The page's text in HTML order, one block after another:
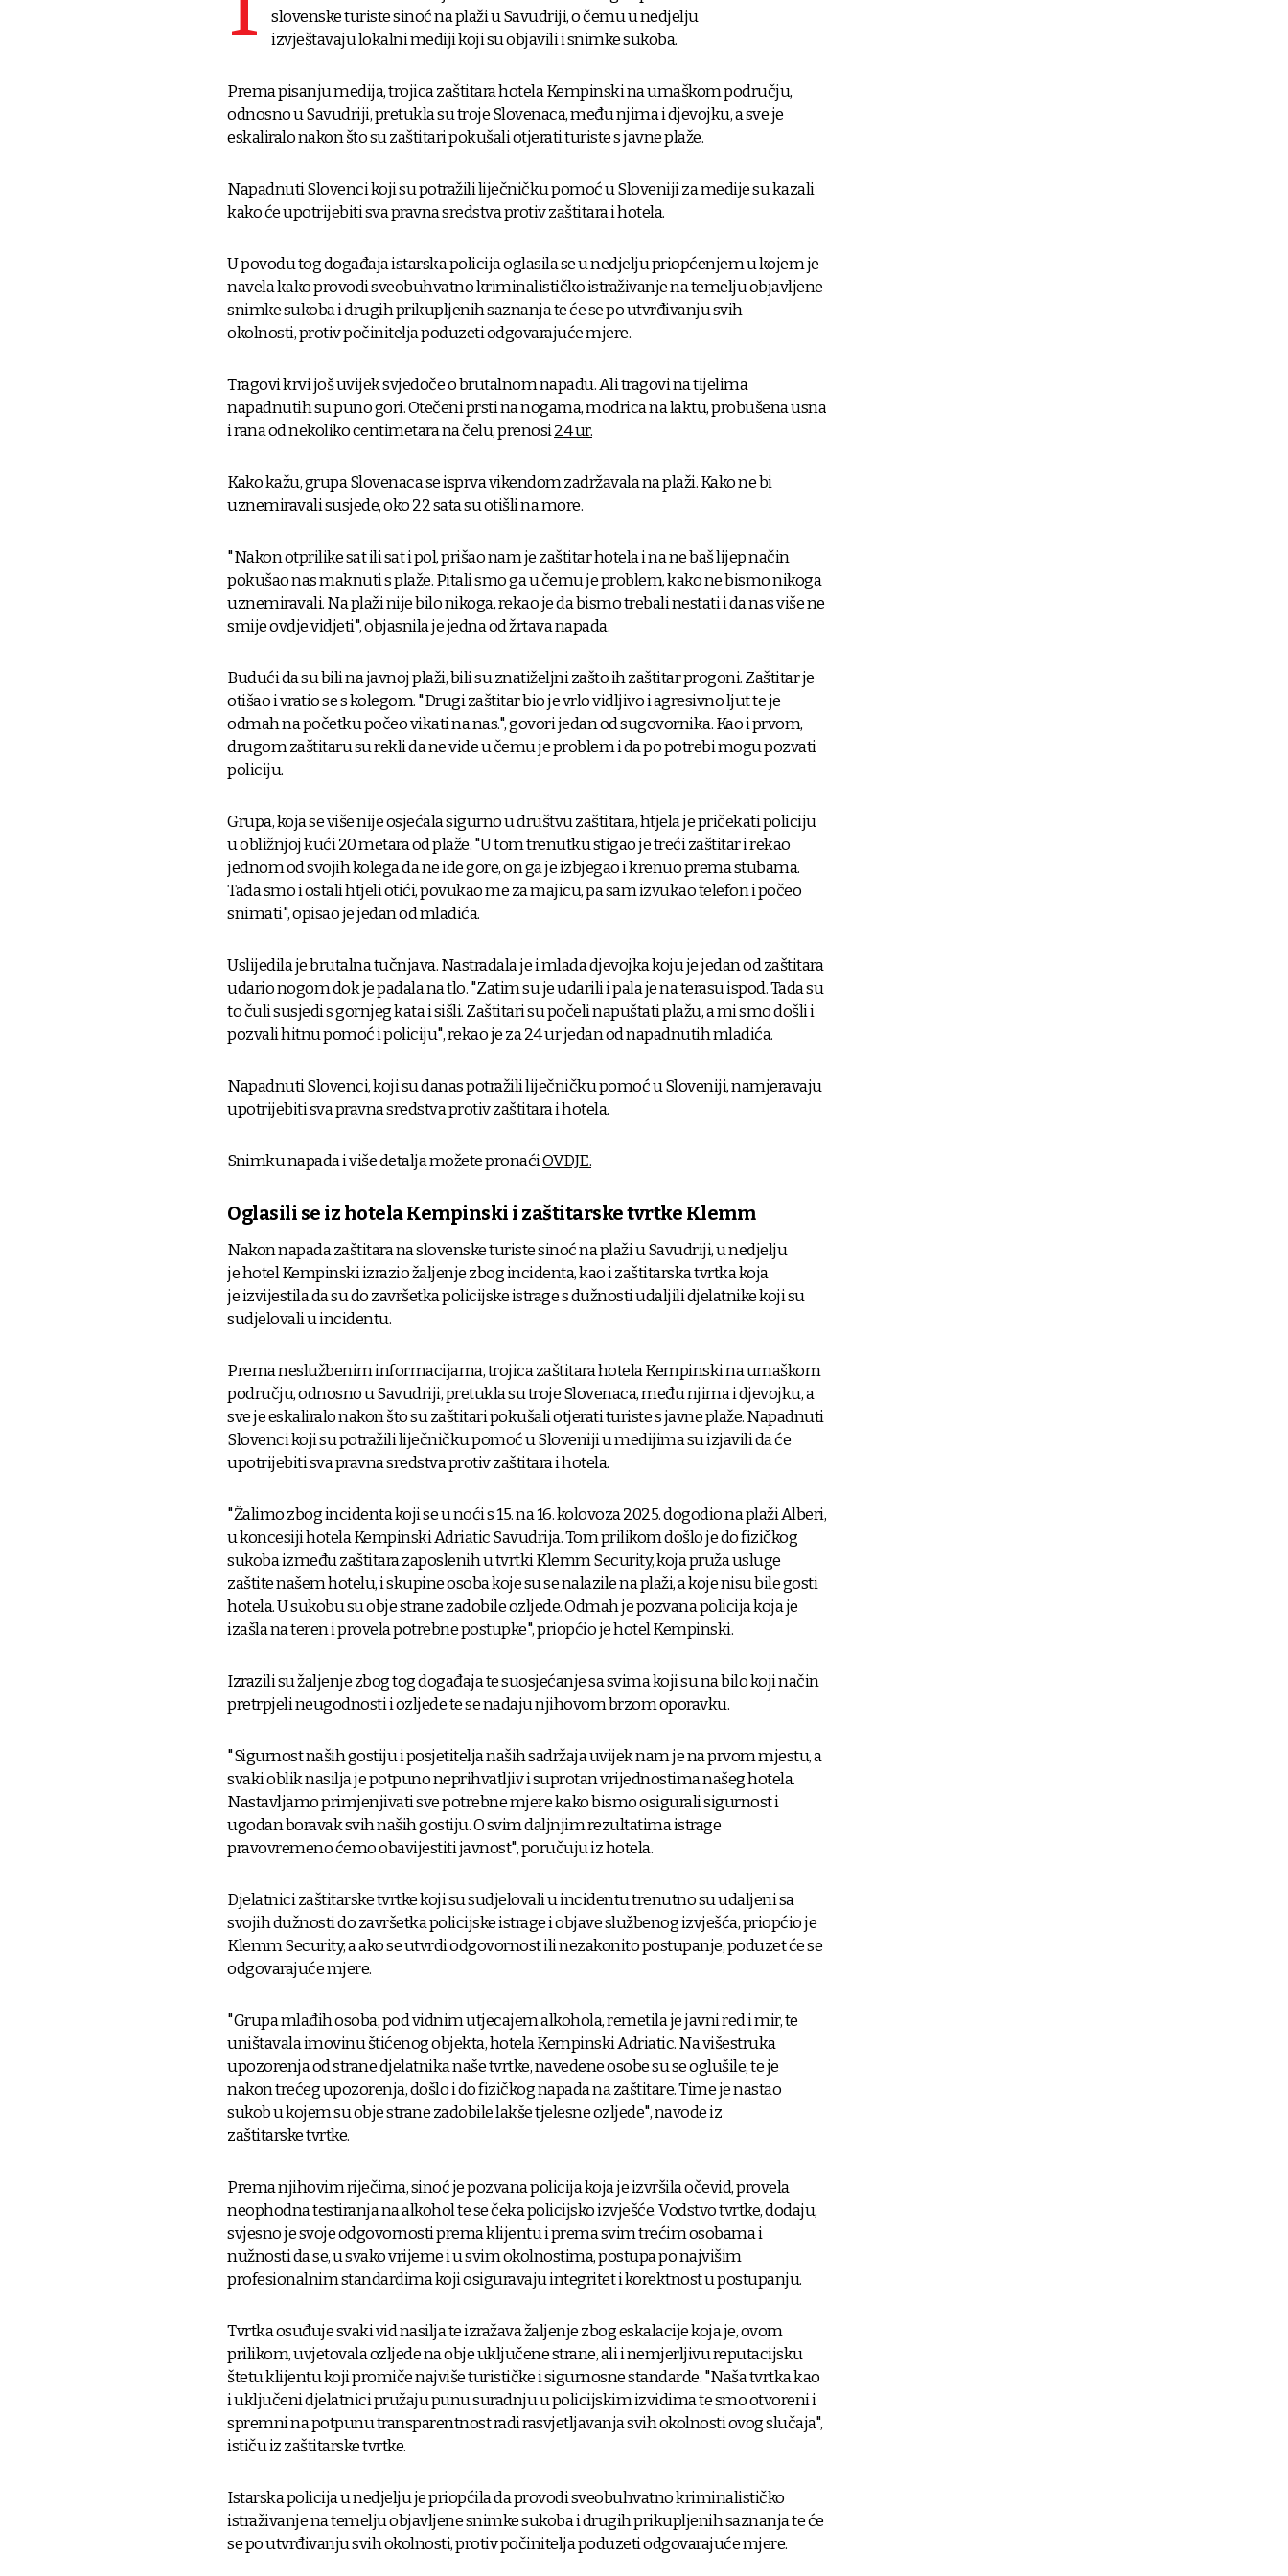
slovenske turiste sinoć na plaži u Savudriji, o čemu u nedjelju
izvještavaju lokalni mediji koji su objavili i snimke sukoba.
Prema pisanju medija, trojica zaštitara hotela Kempinski na umaškom području,
odnosno u Savudriji, pretukla su troje Slovenaca, među njima i djevojku, a sve je
eskaliralo nakon što su zaštitari pokušali otjerati turiste s javne plaže.
Napadnuti Slovenci koji su potražili liječničku pomoć u Sloveniji za medije su kazali
kako će upotrijebiti sva pravna sredstva protiv zaštitara i hotela.
U povodu tog događaja istarska policija oglasila se u nedjelju priopćenjem u kojem je
navela kako provodi sveobuhvatno kriminalističko istraživanje na temelju objavljene
snimke sukoba i drugih prikupljenih saznanja te će se po utvrđivanju svih
okolnosti, protiv počinitelja poduzeti odgovarajuće mjere.
Tragovi krvi još uvijek svjedoče o brutalnom napadu. Ali tragovi na tijelima
napadnutih su puno gori. Otečeni prsti na nogama, modrica na laktu, probušena usna
i rana od nekoliko centimetara na čelu, prenosi24 ur.
Kako kažu, grupa Slovenaca se isprva vikendom zadržavala na plaži. Kako ne bi
uznemiravali susjede, oko 22 sata su otišli na more.
"Nakon otprilike sat ili sat i pol, prišao nam je zaštitar hotela i na ne baš lijep način
pokušao nas maknuti s plaže. Pitali smo ga u čemu je problem, kako ne bismo nikoga
uznemiravali. Na plaži nije bilo nikoga, rekao je da bismo trebali nestati i da nas više ne
smije ovdje vidjeti",objasnila jejedna od žrtava napada.
Budući da su bili na javnoj plaži, bili su znatiželjni zašto ih zaštitar progoni. Zaštitar je
otišao i vratio se s kolegom."Drugi zaštitar bio je vrlo vidljivo i agresivno ljut te je
odmah na početku počeo vikati na nas.", govori jedan od sugovornika. Kao i prvom,
drugom zaštitaru su rekli da ne vide u čemu je problem i da po potrebi mogu pozvati
policiju.
Grupa, koja se više nije osjećala sigurno u društvu zaštitara, htjela je pričekati policiju
u obližnjoj kući 20 metara od plaže."U tom trenutku stigao je treći zaštitar i rekao
jednom od svojih kolega da ne ide gore, on ga je izbjegao i krenuo prema stubama.
Tada smo i ostali htjeli otići, povukao me za majicu, pa sam izvukao telefon i počeo
snimati",opisao je jedan od mladića.
Uslijedila je brutalna tučnjava. Nastradala je i mlada djevojka koju je jedan od zaštitara
udario nogom dok je padala na tlo. "Zatim su je udarili i pala je na terasu ispod. Tada su
to čuli susjedi s gornjeg kata i sišli. Zaštitari su počeli napuštati plažu, a mi smo došli i
pozvali hitnu pomoć i policiju", rekao je za 24 ur jedan od napadnutih mladića.
Napadnuti Slovenci, koji su danas potražili liječničku pomoć u Sloveniji, namjeravaju
upotrijebiti sva pravna sredstva protiv zaštitara i hotela.
Snimku napada i više detalja možete pronaćiOVDJE.
Oglasili se iz hotela Kempinski i zaštitarske tvrtke Klemm
Nakon napada zaštitara na slovenske turiste sinoć na plaži u Savudriji, u nedjelju
je hotel Kempinski izrazio žaljenje zbog incidenta, kao i zaštitarska tvrtka koja
je izvijestila da su do završetka policijske istrage s dužnosti udaljili djelatnike koji su
sudjelovali u incidentu.
Prema neslužbenim informacijama, trojica zaštitara hotela Kempinski na umaškom
području, odnosno u Savudriji, pretukla su troje Slovenaca, među njima i djevojku, a
sve je eskaliralo nakon što su zaštitari pokušali otjerati turiste s javne plaže. Napadnuti
Slovenci koji su potražili liječničku pomoć u Sloveniji u medijima su izjavili da će
upotrijebiti sva pravna sredstva protiv zaštitara i hotela.
"Žalimo zbog incidenta koji se u noći s 15. na 16. kolovoza 2025. dogodio na plaži Alberi,
u koncesiji hotela Kempinski Adriatic Savudrija. Tom prilikom došlo je do fizičkog
sukoba između zaštitara zaposlenih u tvrtki Klemm Security, koja pruža usluge
zaštite našem hotelu, i skupine osoba koje su se nalazile na plaži, a koje nisu bile gosti
hotela. U sukobu su obje strane zadobile ozljede. Odmah je pozvana policija koja je
izašla na teren i provela potrebne postupke", priopćio je hotel Kempinski.
Izrazili su žaljenje zbog tog događaja te suosjećanje sa svima koji su na bilo koji način
pretrpjeli neugodnosti i ozljede te se nadaju njihovom brzom oporavku.
"Sigurnost naših gostiju i posjetitelja naših sadržaja uvijek nam je na prvom mjestu, a
svaki oblik nasilja je potpuno neprihvatljiv i suprotan vrijednostima našeg hotela.
Nastavljamo primjenjivati sve potrebne mjere kako bismo osigurali sigurnost i
ugodan boravak svih naših gostiju. O svim daljnjim rezultatima istrage
pravovremeno ćemo obavijestiti javnost", poručuju iz hotela.
Djelatnici zaštitarske tvrtke koji su sudjelovali u incidentu trenutno su udaljeni sa
svojih dužnosti do završetka policijske istrage i objave službenog izvješća, priopćio je
Klemm Security, a ako se utvrdi odgovornost ili nezakonito postupanje, poduzet će se
odgovarajuće mjere.
"Grupa mlađih osoba, pod vidnim utjecajem alkohola, remetila je javni red i mir, te
uništavala imovinu štićenog objekta, hotela Kempinski Adriatic. Na višestruka
upozorenja od strane djelatnika naše tvrtke, navedene osobe su se oglušile, te je
nakon trećeg upozorenja, došlo i do fizičkog napada na zaštitare. Time je nastao
sukob u kojem su obje strane zadobile lakše tjelesne ozljede", navode iz
zaštitarske tvrtke.
Prema njihovim riječima, sinoć je pozvana policija koja je izvršila očevid, provela
neophodna testiranja na alkohol te se čeka policijsko izvješće. Vodstvo tvrtke, dodaju,
svjesno je svoje odgovornosti prema klijentu i prema svim trećim osobama i
nužnosti da se, u svako vrijeme i u svim okolnostima, postupa po najvišim
profesionalnim standardima koji osiguravaju integritet i korektnost u postupanju.
Tvrtka osuđuje svaki vid nasilja te izražava žaljenje zbog eskalacije koja je, ovom
prilikom, uvjetovala ozljede na obje uključene strane, ali i nemjerljivu reputacijsku
štetu klijentu koji promiče najviše turističke i sigurnosne standarde. "Naša tvrtka kao
i uključeni djelatnici pružaju punu suradnju u policijskim izvidima te smo otvoreni i
spremni na potpunu transparentnost radi rasvjetljavanja svih okolnosti ovog slučaja",
ističu iz zaštitarske tvrtke.
Istarska policija u nedjelju je priopćila da provodi sveobuhvatno kriminalističko
istraživanje na temelju objavljene snimke sukoba i drugih prikupljenih saznanja te će
se po utvrđivanju svih okolnosti, protiv počinitelja poduzeti odgovarajuće mjere.